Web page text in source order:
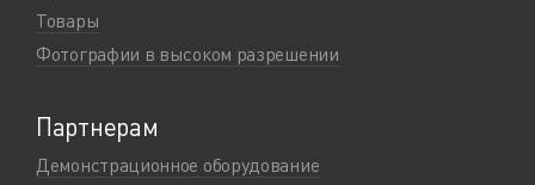
Товары
Фотографии в высоком разрешении
Партнерам
Демонстрационное оборудование